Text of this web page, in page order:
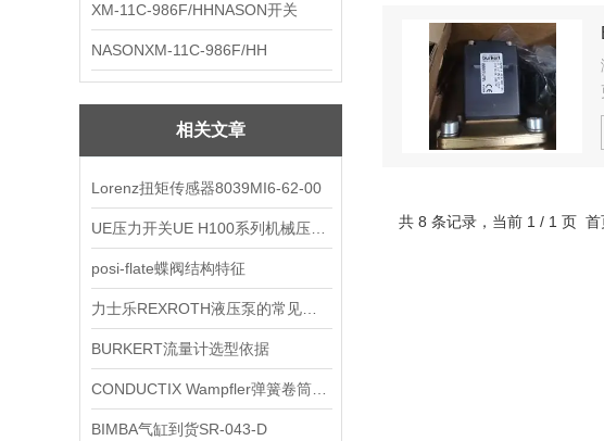
XM-11C-986F/HHNASON开关
NASONXM-11C-986F/HH
相关文章
Lorenz扭矩传感器8039MI6-62-00
posi-flate蝶阀结构特征
BURKERT流量计选型依据
BIMBA气缸到货SR-043-D
共 8 条记录，当前 1 / 1 页